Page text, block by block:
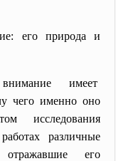
его природа и
имеет
чего именно оно
исследования
различные
его